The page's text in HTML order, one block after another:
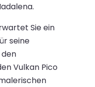
Sie ein
seine
Vulkan Pico